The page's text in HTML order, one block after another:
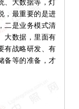
、大数据等，灯
，最重要的是进
二是业务模式清
大数据，里面有
有战略研发、有
备等的准备，才